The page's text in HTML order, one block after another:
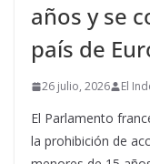
años y se
país de
26 julio, 2026 El
El Parlamento
la prohibición de